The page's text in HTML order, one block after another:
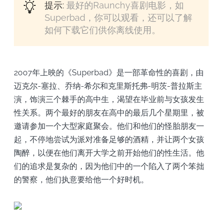
提示:最好的Raunchy喜剧电影，如
Superbad，你可以观看，还可以了解
如何下载它们供你离线使用。
2007年上映的《Superbad》是一部革命性的喜剧，由
迈克尔-塞拉、乔纳-希尔和克里斯托弗-明茨-普拉斯主
演，饰演三个棘手的高中生，渴望在毕业前与女孩发生
性关系。两个最好的朋友在高中的最后几个星期里，被
邀请参加一个大型家庭聚会。他们和他们的怪胎朋友一
起，不停地尝试为派对准备足够的酒精，并让两个女孩
陶醉，以便在他们离开大学之前开始他们的性生活。他
们的追求是复杂的，因为他们中的一个陷入了两个笨拙
的警察，他们执意要给他一个好时机。